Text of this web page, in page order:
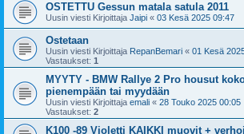
OSTETTU Gessun matala satula 2011
Uusin viesti Kirjoittaja Jaipi « 03 Kesä 2025 09:47
Ostetaan
Uusin viesti Kirjoittaja RepanBemari « 01 Kesä
Vastaukset: 1
MYYTY - BMW Rallye 2 Pro housut
pienempään tai myydään
Uusin viesti Kirjoittaja emali « 28 Touko 2025 00:05
Vastaukset: 2
K100 -89 Violetti KAIKKI muovit +